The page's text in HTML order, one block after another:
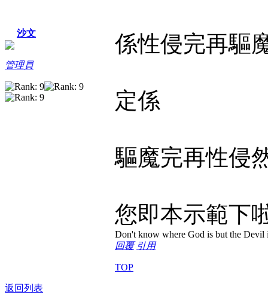
沙文
管理員
係性侵完再驅
定係
驅魔完再性侵
您即本示範下
Don't know where God is but the Devil
回覆 引用
TOP
返回列表